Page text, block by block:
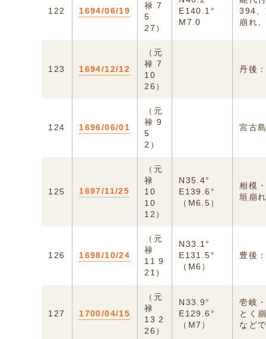
122 1694/06/19
禄 7
5
27）
E140.1°
M7.0
394
崩れ
123 1694/12/12
（元
禄 7
10
26）
丹後
124 1696/06/01
（元
禄 9
5
2）
宮古
125 1697/11/25
（元
禄
10
10
12）
N35.4°
E139.6°
（M6.5）
相模
垣崩
126 1698/10/24
（元
禄
11 9
21）
N33.1°
E131.5°
（M6）
豊後
127 1700/04/15
（元
禄
13 2
26）
N33.9°
E129.6°
（M7）
壱岐
とく
など